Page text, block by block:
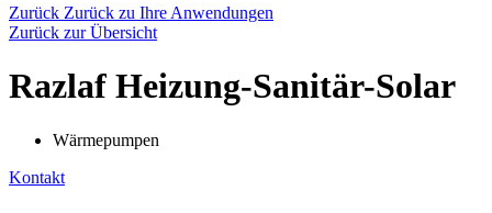
Zurück Zurück zu Ihre Anwendungen
Zurück zur Übersicht
Razlaf Heizung-Sanitär-Solar
Wärmepumpen
Kontakt